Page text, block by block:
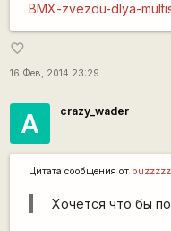
BMX-zvezdu-dlya-
favorite_border
16 Фев, 2014 23:29
А crazy_wader
Цитата сообщения от buzzzzz
Хочется что бы